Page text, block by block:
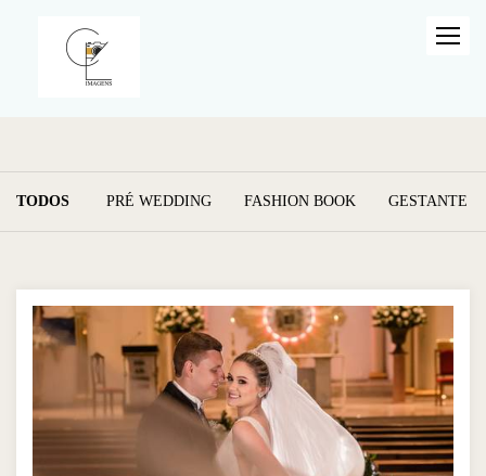
TODOS PRÉ WEDDING FASHION BOOK GESTANTE